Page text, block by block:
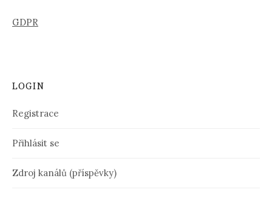
GDPR
LOGIN
Registrace
Přihlásit se
Zdroj kanálů (příspěvky)